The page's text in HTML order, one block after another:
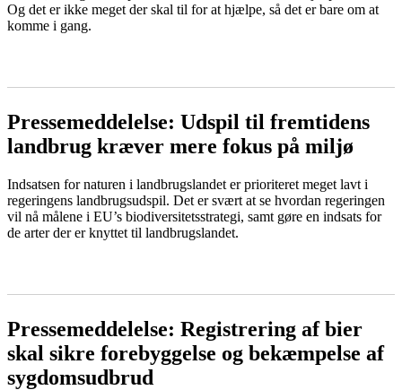
Og det er ikke meget der skal til for at hjælpe, så det er bare om at
komme i gang.
Pressemeddelelse: Udspil til fremtidens
landbrug kræver mere fokus på miljø
Indsatsen for naturen i landbrugslandet er prioriteret meget lavt i
regeringens landbrugsudspil. Det er svært at se hvordan regeringen
vil nå målene i EU’s biodiversitetsstrategi, samt gøre en indsats for
de arter der er knyttet til landbrugslandet.
Pressemeddelelse: Registrering af bier
skal sikre forebyggelse og bekæmpelse af
sygdomsudbrud